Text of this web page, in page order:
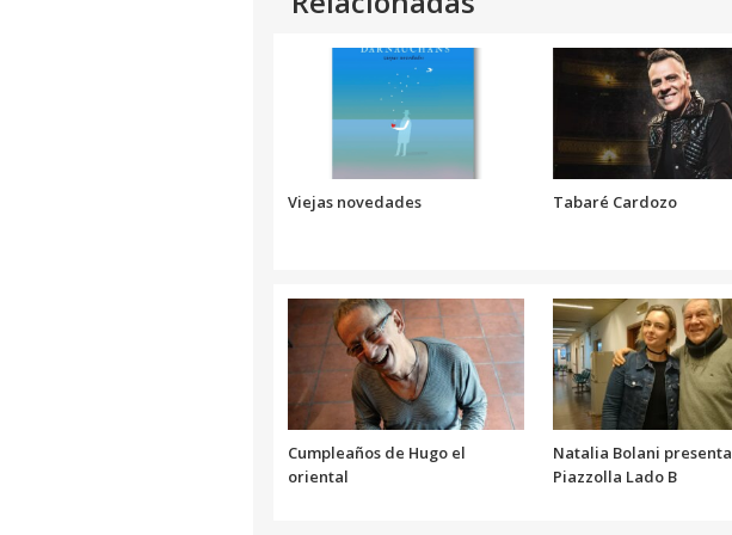
Viejas novedades Tabaré Cardozo
Cumpleaños de Hugo el
oriental
Natalia Bolani presenta
Piazzolla Lado B